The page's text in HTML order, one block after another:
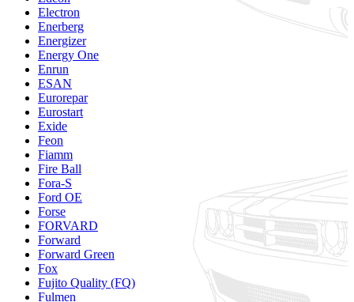
Electron
Enerberg
Energizer
Energy One
Enrun
ESAN
Eurorepar
Eurostart
Exide
Feon
Fiamm
Fire Ball
Fora-S
Ford OE
Forse
FORVARD
Forward
Forward Green
Fox
Fujito Quality (FQ)
Fulmen